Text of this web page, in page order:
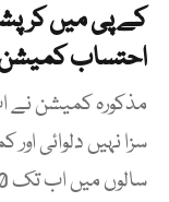
کے پی میں
احتساب
مذکورہ کمیشن نے
سزا نہیں دلوائی